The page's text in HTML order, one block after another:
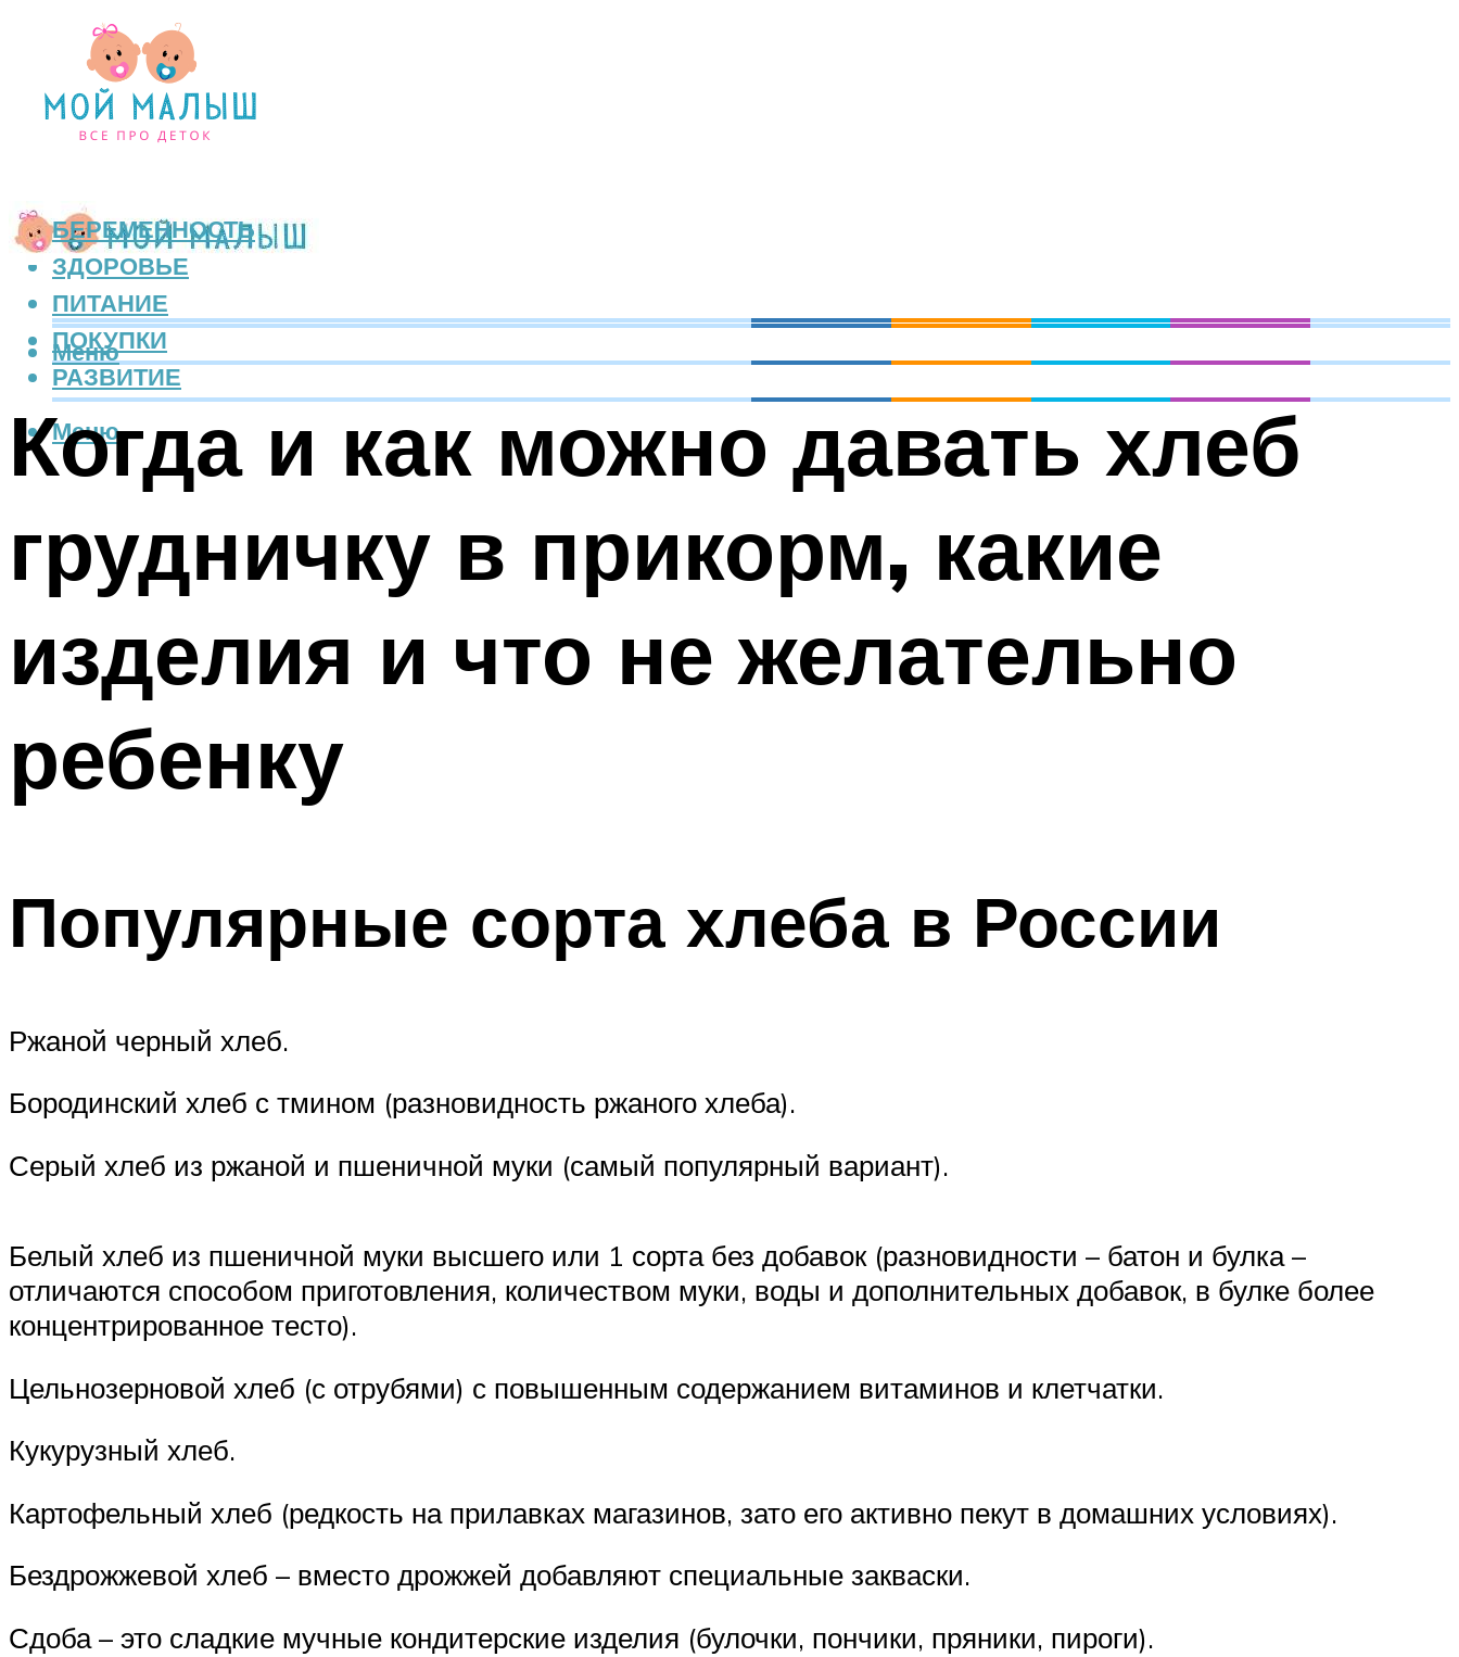
БЕРЕМЕННОСТЬ
ЗДОРОВЬЕ
ПИТАНИЕ
ПОКУПКИ
РАЗВИТИЕ
Меню
Меню
Когда и как можно давать хлеб
грудничку в прикорм, какие
изделия и что не желательно
ребенку
Популярные сорта хлеба в России
Ржаной черный хлеб.
Бородинский хлеб с тмином (разновидность ржаного хлеба).
Серый хлеб из ржаной и пшеничной муки (самый популярный вариант).
Белый хлеб из пшеничной муки высшего или 1 сорта без добавок (разновидности – батон и булка –
отличаются способом приготовления, количеством муки, воды и дополнительных добавок, в булке более
концентрированное тесто).
Цельнозерновой хлеб (с отрубями) с повышенным содержанием витаминов и клетчатки.
Кукурузный хлеб.
Картофельный хлеб (редкость на прилавках магазинов, зато его активно пекут в домашних условиях).
Бездрожжевой хлеб – вместо дрожжей добавляют специальные закваски.
Сдоба – это сладкие мучные кондитерские изделия (булочки, пончики, пряники, пироги).